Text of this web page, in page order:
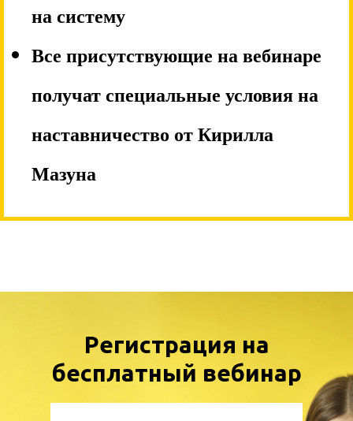
на систему
Все присутствующие на вебинаре
получат специальные условия на
наставничество от Кирилла
Мазуна
Регистрация на
бесплатный вебинар